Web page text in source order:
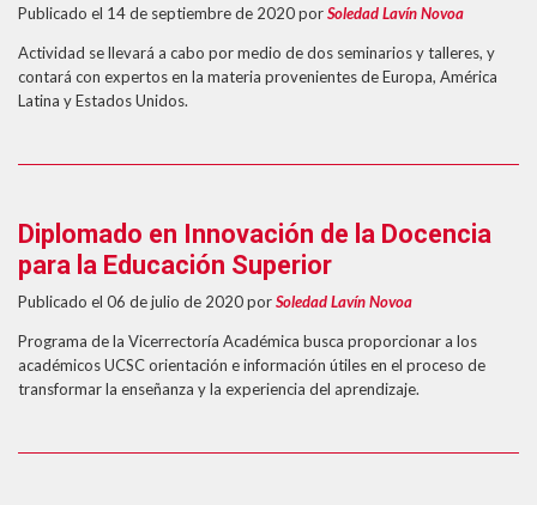
Publicado el 14 de septiembre de 2020porSoledad Lavín Novoa
Actividad se llevará a cabo por medio de dos seminarios y talleres, y
contará con expertos en la materia provenientes de Europa, América
Latina y Estados Unidos.
Diplomado en Innovación de la Docencia
para la Educación Superior
Publicado el 06 de julio de 2020porSoledad Lavín Novoa
Programa de la Vicerrectoría Académica busca proporcionar a los
académicos UCSC orientación e información útiles en el proceso de
transformar la enseñanza y la experiencia del aprendizaje.